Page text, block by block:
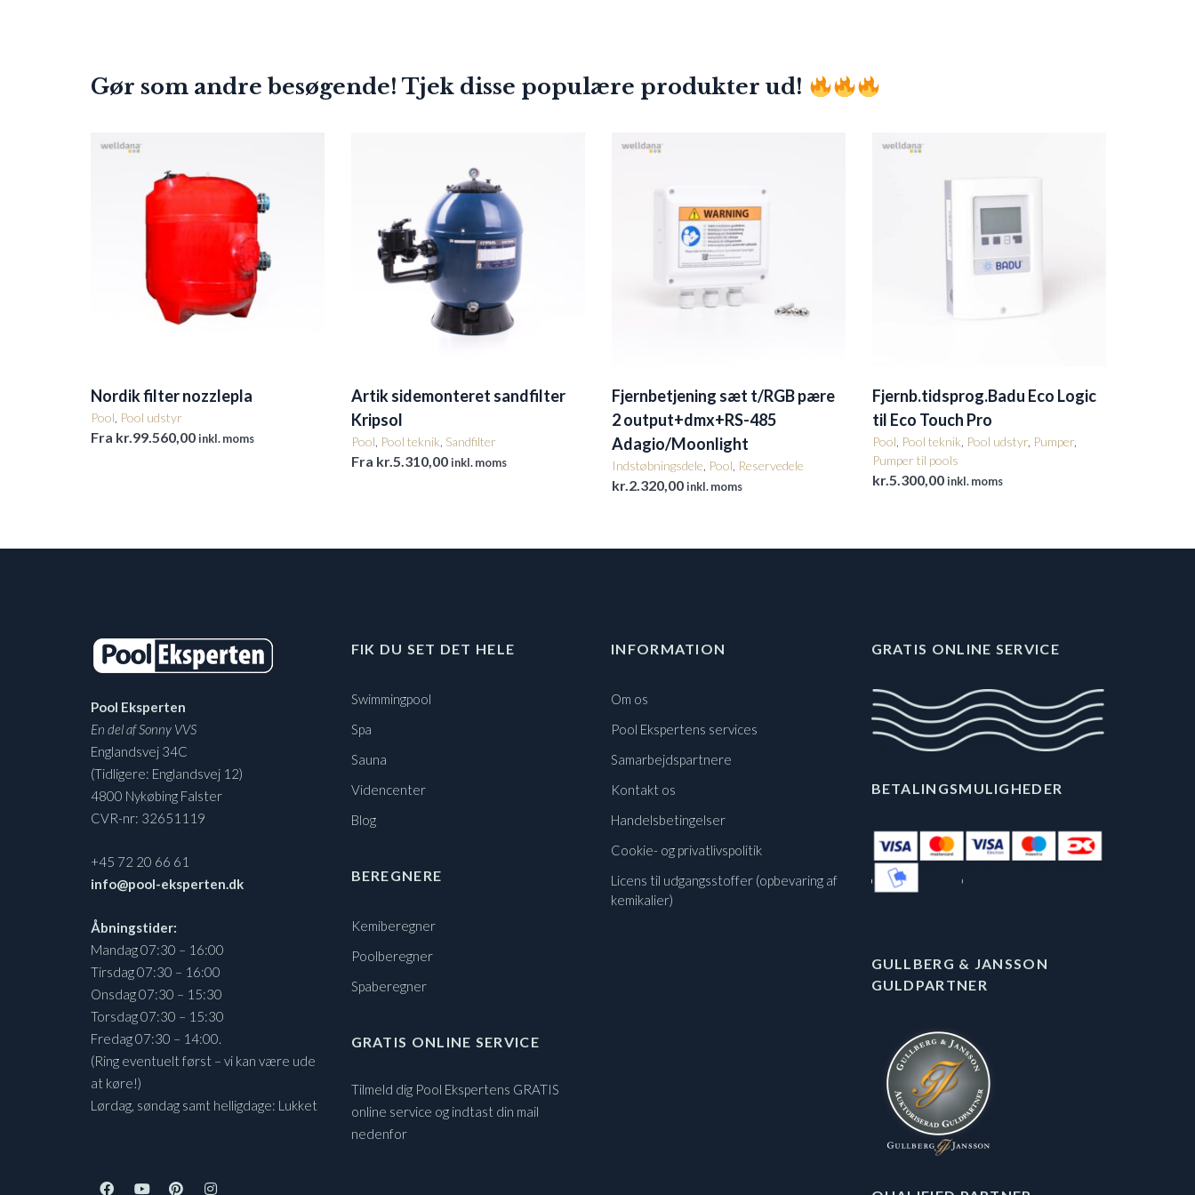
Gør som andre besøgende! Tjek disse populære produkter ud!
Nordik filter nozzlepla
Pool Pool udstyr
Fra kr.99.560,00inkl. moms
Artik sidemonteret sandfilter
Kripsol
Pool Pool teknik Sandfilter
Fra kr.5.310,00inkl. moms
Fjernbetjening sæt t/RGB pære
2 output+dmx+RS-485
Adagio/Moonlight
Indstøbningsdele Pool Reservedele
kr.2.320,00inkl. moms
Fjernb.tidsprog.Badu Eco Logic
til Eco Touch Pro
Pool Pool teknik Pool udstyr Pumper
Pumper til pools
kr.5.300,00inkl. moms
Pool Eksperten
En del af Sonny VVS
Englandsvej 34C
(Tidligere: Englandsvej 12)
4800 Nykøbing Falster
CVR-nr: 32651119
+45 72 20 66 61
info@pool-eksperten.dk
Åbningstider:
Mandag 07:30 – 16:00
Tirsdag 07:30 – 16:00
Onsdag 07:30 – 15:30
Torsdag 07:30 – 15:30
Fredag 07:30 – 14:00.
(Ring eventuelt først – vi kan være ude
at køre!)
Lørdag, søndag samt helligdage: Lukket
FIK DU SET DET HELE
Swimmingpool
Spa
Sauna
Videncenter
Blog
BEREGNERE
Kemiberegner
Poolberegner
Spaberegner
GRATIS ONLINE SERVICE
Tilmeld dig Pool Ekspertens GRATIS
online service og indtast din mail
nedenfor
INFORMATION
Om os
Pool Ekspertens services
Samarbejdspartnere
Kontakt os
Handelsbetingelser
Cookie- og privatlivspolitik
Licens til udgangsstoffer (opbevaring af
kemikalier)
GRATIS ONLINE SERVICE
BETALINGSMULIGHEDER
GULLBERG & JANSSON
GULDPARTNER